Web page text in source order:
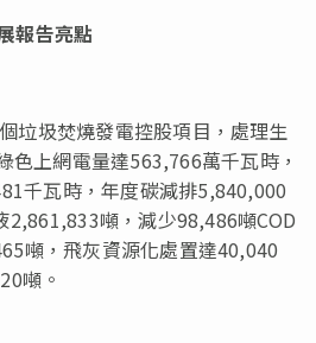
報告亮點
垃圾焚燒發電控股項目，處理生
色上網電量達563,766萬千瓦時，
千瓦時，年度碳減排5,840,000
2,861,833噸，減少98,486噸COD
噸，飛灰資源化處置達40,040
噸。